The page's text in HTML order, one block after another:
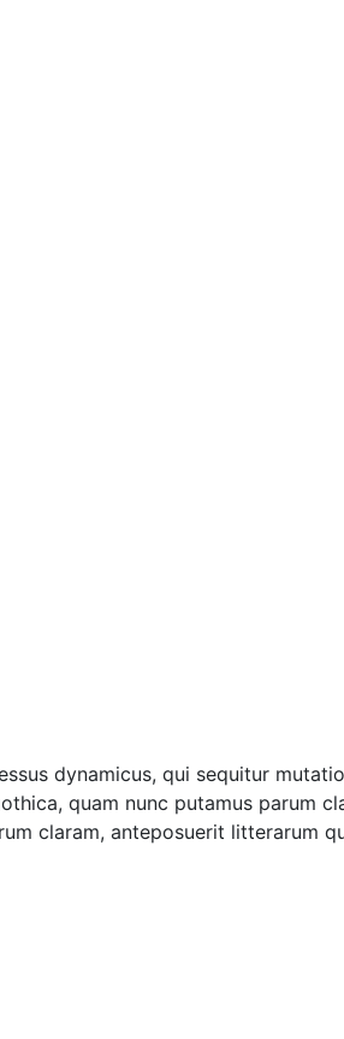
dynamicus, qui sequitur
quam nunc putamus parum
claram, anteposuerit litterarum